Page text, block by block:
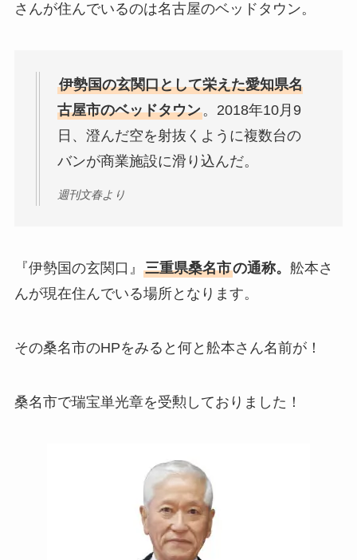
さんが住んでいるのは名古屋のベッドタウン。
伊勢国の玄関口として栄えた愛知県名
古屋市のベッドタウン。2018年10月9
日、澄んだ空を射抜くように複数台の
バンが商業施設に滑り込んだ。
週刊文春より
『伊勢国の玄関口』 三重県桑名市の通称。 舩本さ
んが現在住んでいる場所となります。
その桑名市のHPをみると何と舩本さん名前が！
桑名市で瑞宝単光章を受勲しておりました！